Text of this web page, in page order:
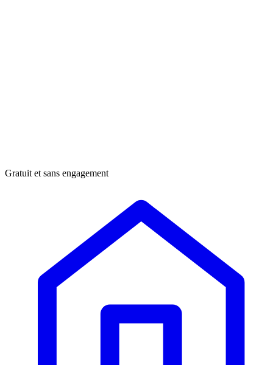
Gratuit et sans engagement